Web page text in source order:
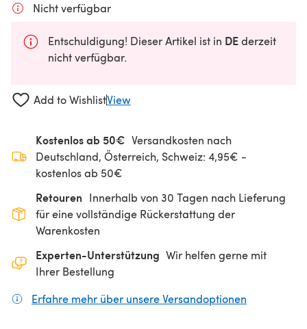
Nicht verfügbar
Entschuldigung! Dieser Artikel ist in DEderzeit
nicht verfügbar.
Add to WishlistView
Kostenlos ab 50€ Versandkosten nach
Deutschland, Österreich, Schweiz: 4,95€ -
kostenlos ab 50€
Retouren Innerhalb von 30 Tagen nach Lieferung
für eine vollständige Rückerstattung der
Warenkosten
Experten-Unterstützung Wir helfen gerne mit
Ihrer Bestellung
Erfahre mehr über unsere Versandoptionen